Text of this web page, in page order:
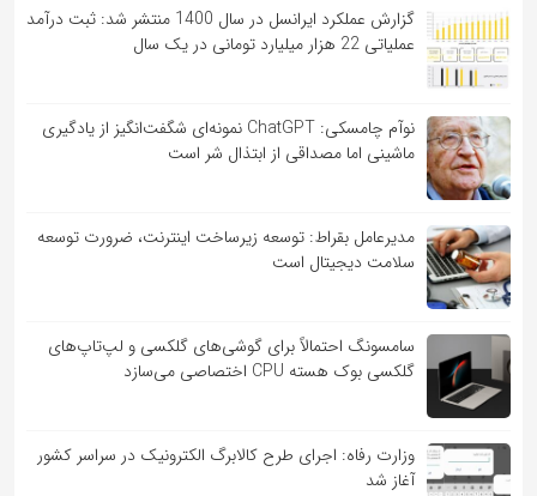
گزارش عملکرد ایرانسل در سال 1400 منتشر شد: ثبت درآمد
عملیاتی 22 هزار میلیارد تومانی در یک سال
نوآم چامسکی: ChatGPT نمونه‌ای شگفت‌انگیز از یادگیری
ماشینی اما مصداقی از ابتذال شر است
مدیرعامل بقراط: توسعه زیرساخت اینترنت، ضرورت توسعه
سلامت دیجیتال است
سامسونگ احتمالاً برای گوشی‌های گلکسی و لپ‌تاپ‌های
گلکسی بوک هسته CPU اختصاصی می‌سازد
وزارت رفاه: اجرای طرح کالابرگ الکترونیک در سراسر کشور
آغاز شد